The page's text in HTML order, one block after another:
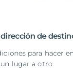
dirección de
para hacer
lugar a otro.